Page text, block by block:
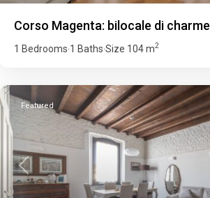
Corso Magenta: bilocale di charme
1 Bedrooms·1 Baths·Size 104 m2
Previous
Featured